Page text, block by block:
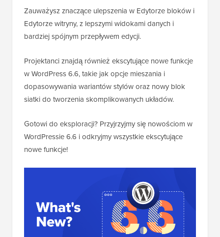
Zauważysz znaczące ulepszenia w Edytorze bloków i
Edytorze witryny, z lepszymi widokami danych i
bardziej spójnym przepływem edycji.
Projektanci znajdą również ekscytujące nowe funkcje
w WordPress 6.6, takie jak opcje mieszania i
dopasowywania wariantów stylów oraz nowy blok
siatki do tworzenia skomplikowanych układów.
Gotowi do eksploracji? Przyjrzyjmy się nowościom w
WordPressie 6.6 i odkryjmy wszystkie ekscytujące
nowe funkcje!